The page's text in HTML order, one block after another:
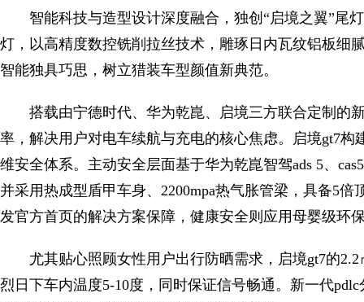
智能科技与造型设计深度融合，独创“启境之翼”尾
灯，以高精度数控铣削拉丝技术，雕琢日内瓦纹铝板细
智能独具巧思，树立猎装车型颜值新典范。
搭载由宁德时代、华为乾崑、启境三方联合定制的
率，解决用户对电车续航与充电的核心焦虑。启境gt7
维安全体系。主动安全层面基于华为乾崑智驾ads 5、
并采用热成型盾甲车身、2200mpa热气胀管梁，具备5
发官方首页的解决方案保障，健康安全则应用母婴级环
尤其贴心照顾女性用户出行防晒需求，启境gt7的
烈日下车内温度5-10度，同时保证信号畅通。新一代